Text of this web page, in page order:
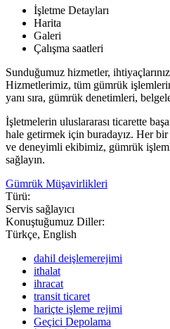
İşletme Detayları
Harita
Galeri
Çalışma saatleri
Sunduğumuz hizmetler,
Hizmetlerimiz, tüm gümrük
yanı sıra, gümrük denetimleri,
İşletmelerin uluslararası ticarette
hale getirmek için buradayız. Her
ve deneyimli ekibimiz, gümrük
sağlayın.
Gümrük Müşavirlikleri
Türü:
Servis sağlayıcı
Konuştuğumuz Diller:
Türkçe, English
dahil deişlemerejimi
ithalat
ihracat
transit ticaret
hariçte işleme rejimi
Geçici Depolama